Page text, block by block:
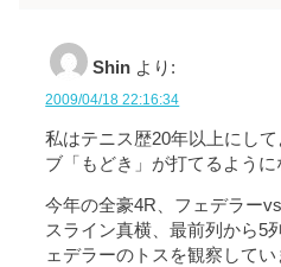
Shin より:
2009/04/18 22:16:34
私はテニス歴20年以上にし
ブ「もどき」が打てるように
今年の全豪4R、フェデラー
スライン真横、最前列から5
ェデラーのトスを観察して